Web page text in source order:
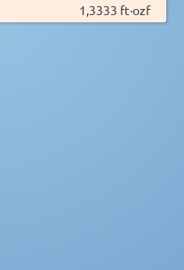
1,3333 ft·ozf